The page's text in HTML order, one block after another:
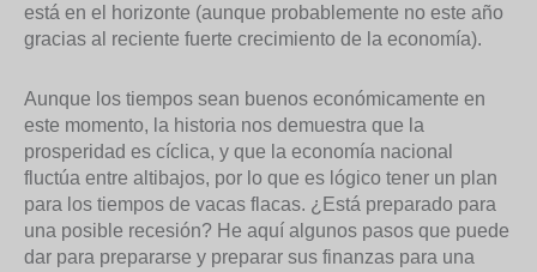
está en el horizonte (aunque probablemente no este año
gracias al reciente fuerte crecimiento de la economía).
Aunque los tiempos sean buenos económicamente en
este momento, la historia nos demuestra que la
prosperidad es cíclica, y que la economía nacional
fluctúa entre altibajos, por lo que es lógico tener un plan
para los tiempos de vacas flacas. ¿Está preparado para
una posible recesión? He aquí algunos pasos que puede
dar para prepararse y preparar sus finanzas para una